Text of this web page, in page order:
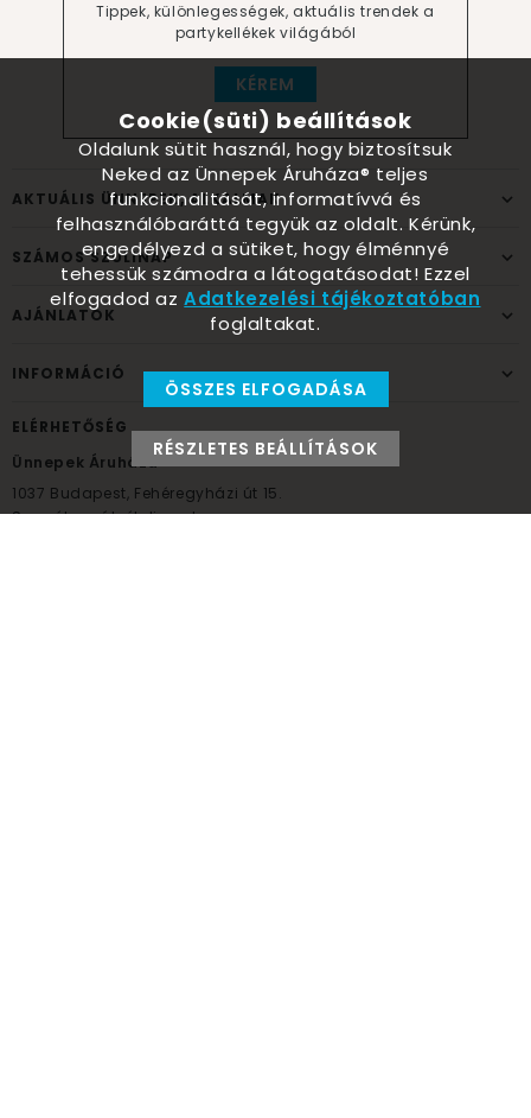
Tippek, különlegességek, aktuális trendek a
partykellékek világából
KÉREM
AKTUÁLIS ÜNNEPEK, ALKALMAK
SZÁMOS SZÜLINAP
AJÁNLATOK
INFORMÁCIÓ
ELÉRHETŐSÉG
Ünnepek Áruháza
1037 Budapest, Fehéregyházi út 15.
Személyes átvételi pont
Cookie(süti) beállítások
Oldalunk sütit használ, hogy biztosítsuk
Neked az Ünnepek Áruháza® teljes
funkcionalitását, informatívvá és
felhasználóbaráttá tegyük az oldalt. Kérünk,
engedélyezd a sütiket, hogy élménnyé
tehessük számodra a látogatásodat! Ezzel
elfogadod azAdatkezelési tájékoztatóban
foglaltakat.
ÖSSZES ELFOGADÁSA
RÉSZLETES BEÁLLÍTÁSOK